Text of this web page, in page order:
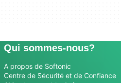
Qui sommes-nous?
A propos de Softonic
Centre de Sécurité et de Confiance